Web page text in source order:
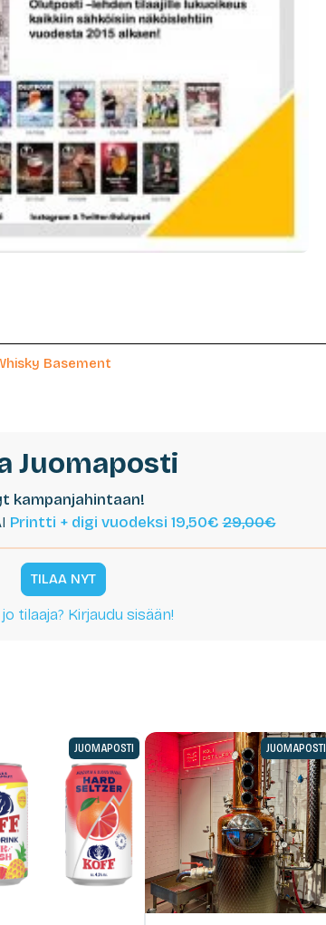
Basement
Juomaposti
kampanjahintaan!
Printti + digi vuodeksi 19,50€29,00€
TILAA NYT
tilaaja? Kirjaudu sisään!
JUOMAPOSTI JUOMAPOSTI